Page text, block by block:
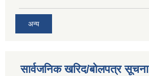
अन्य
सार्वजनिक खरिद/बोलपत्र सूचना